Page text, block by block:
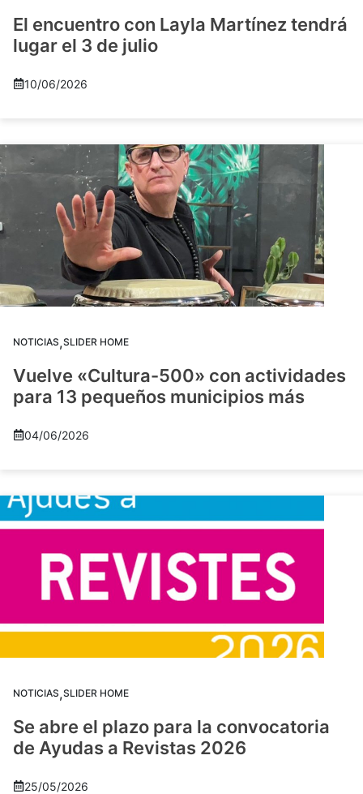
El encuentro con Layla Martínez tendrá
lugar el 3 de julio
10/06/2026
NOTICIAS,SLIDER HOME
Vuelve «Cultura-500» con actividades
para 13 pequeños municipios más
04/06/2026
NOTICIAS,SLIDER HOME
Se abre el plazo para la convocatoria
de Ayudas a Revistas 2026
25/05/2026